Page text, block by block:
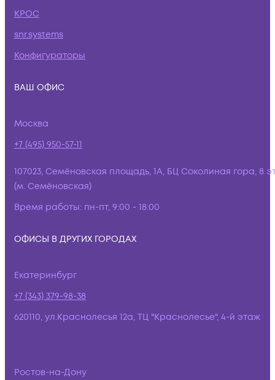
КРОС
snr.systems
Конфигураторы
ВАШ ОФИС
Москва
+7 (495) 950-57-11
107023, Семёновская площадь, 1А, БЦ Соколиная гора, 8
(м. Семёновская)
Время работы: пн-пт, 9:00 - 18:00
ОФИСЫ В ДРУГИХ ГОРОДАХ
Екатеринбург
+7 (343) 379-98-38
620110, ул.Краснолесья 12а, ТЦ "Краснолесье", 4-й этаж
Ростов-на-Дону